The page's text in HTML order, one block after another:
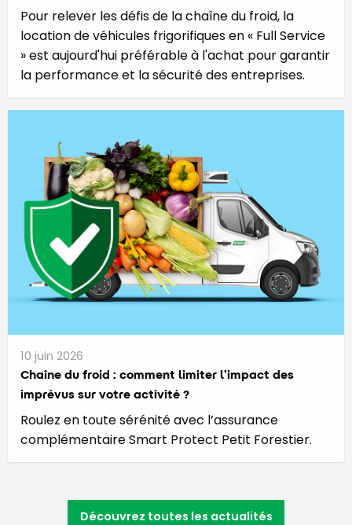
Pour relever les défis de la chaîne du froid, la
location de véhicules frigorifiques en « Full Service
» est aujourd'hui préférable à l'achat pour garantir
la performance et la sécurité des entreprises.
10 juin 2026
Chaîne du froid : comment limiter l’impact des
imprévus sur votre activité ?
Roulez en toute sérénité avec l’assurance
complémentaire Smart Protect Petit Forestier.
Découvrez toutes les actualités